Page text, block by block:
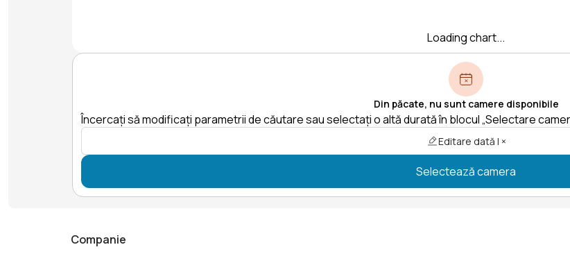
Loading chart...
Din păcate, nu sunt camere disponibile
Încercați să modificați parametrii de căutare sau selectați o altă durată în blocul „Selectare
Editare dată | ×
Selectează camera
Companie